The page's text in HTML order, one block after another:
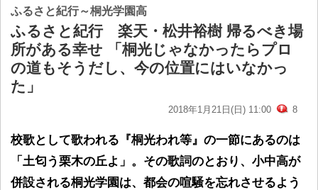
ふるさと紀行～桐光学園高
ふるさと紀行 楽天・松井裕樹 帰るべき場
所がある幸せ 「桐光じゃなかったらプロ
の道もそうだし、今の位置にはいなかっ
た」
2018年1月21日(日) 11:00 8
校歌として歌われる『桐光われ等』の一節にあるのは
「土匂う栗木の丘よ」。その歌詞のとおり、小中高が
併設される桐光学園は、都会の喧騒を忘れさせるよう